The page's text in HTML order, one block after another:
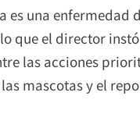
es una
que el director
las acciones
mascotas y el